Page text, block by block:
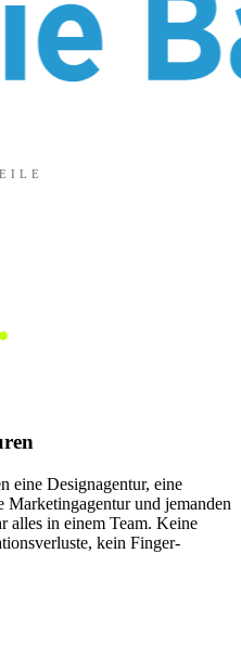
eine Designagentur, eine
Marketingagentur und jemanden
in einem Team. Keine
kein Finger-